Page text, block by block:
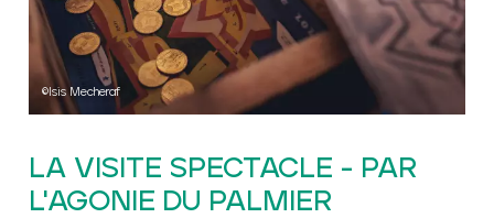
©Isis Mecheraf
LA VISITE SPECTACLE - PAR
L'AGONIE DU PALMIER